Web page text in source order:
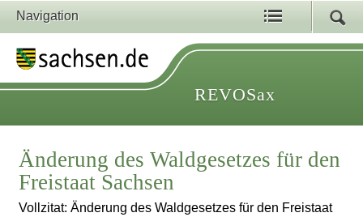
Navigation
REVOSax
Änderung des Waldgesetzes für den
Freistaat Sachsen
Vollzitat: Änderung des Waldgesetzes für den Freistaat